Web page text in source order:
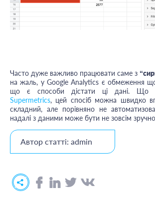
Часто дуже важливо працювати саме з
на жаль, у Google Analytics є обмеження
що є способи дістати ці дані. Що
Supermetrics, цей спосіб можна швидко
складний, але порівняно не
надалі з даними може бути не зовсім
Автор статті: admin